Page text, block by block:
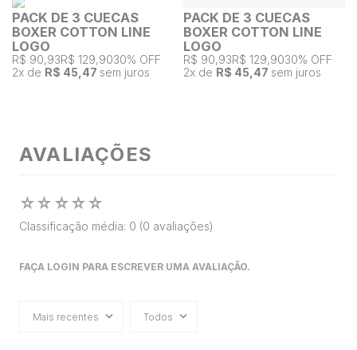
PACK DE 3 CUECAS
BOXER COTTON LINE
LOGO
R$ 90,93R$ 129,9030% OFF
2x de R$ 45,47 sem juros
PACK DE 3 CUECAS
BOXER COTTON LINE
LOGO
R$ 90,93R$ 129,9030% OFF
2x de R$ 45,47 sem juros
AVALIAÇÕES
☆☆ ☆☆☆
Classificação média: 0 (0 avaliações)
FAÇA LOGIN PARA ESCREVER UMA AVALIAÇÃO.
Mais recentes Todos